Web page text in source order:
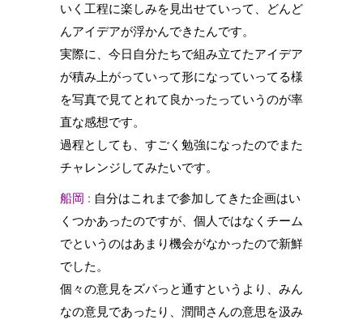
いく工程に楽しみを見出せていって、どんど
んアイデアが浮かんできたんです。
実際に、今日自分たちで組み立てたアイデア
が積み上がっていって形になっていってる様
を写真で見てとれて良かったっていうのが率
直な感想です。
過程としても、すごく勉強になったのでまた
チャレンジしてみたいです。
船岡 : 自分はこれまで参加してきた企画はい
くつかあったのですが、個人ではなくチーム
でというのはあまり機会がなかったので新鮮
でした。
個々の意見をズバっと通すというより、みん
なの意見であったり、潤間さんの意思を汲み